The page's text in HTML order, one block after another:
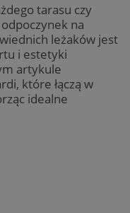
tarasu czy
na
leżaków jest
i estetyki
artykule
które łączą w
idealne